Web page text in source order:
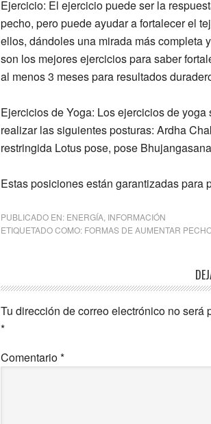
Ejercicio: El ejercicio puede ser la
pecho, pero puede ayudar a fortalecer el
ellos, dándoles una mirada más completa
son los mejores ejercicios para saber
al menos 3 meses para resultados
Ejercicios de Yoga: Los ejercicios de yoga
realizar las siguientes posturas: Ardha
restringida Lotus pose, pose
Estas posiciones están garantizadas para
PUBLICADO EN: ENERGÍA INFORMACIÓN
ETIQUETADO COMO: FORMAS DE AUMENTAR
con
los
lectores
Tu dirección de correo electrónico no será
*
Comentario*